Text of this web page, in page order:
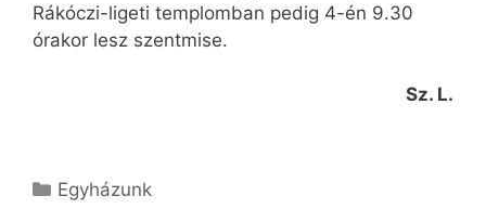
Rákóczi-ligeti templomban pedig 4-én 9.30
órakor lesz szentmise.
Sz. L.
Kategória
Egyházunk